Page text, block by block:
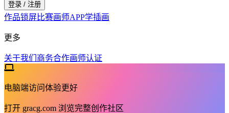
登录 / 注册
作品锁屏比赛画师APP学插画
更多
关于我们 商务合作画师认证
电脑端访问体验更好
打开 gracg.com 浏览完整创作社区